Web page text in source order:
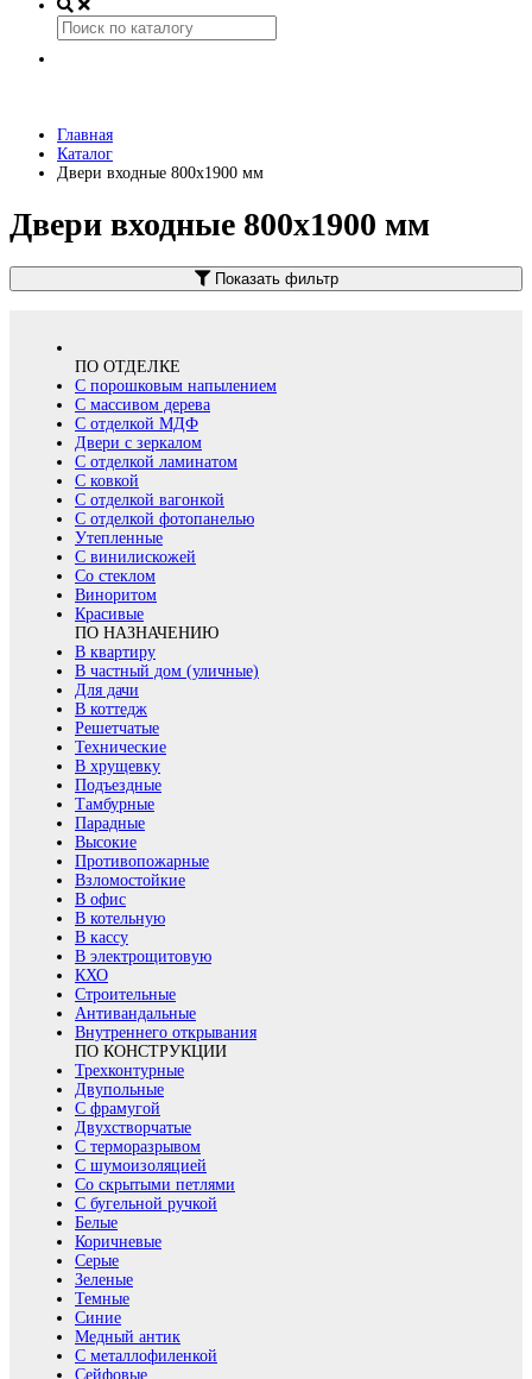
Главная
Каталог
Двери входные 800x1900 мм
Двери входные 800x1900 мм
Показать фильтр
ПО ОТДЕЛКЕ
С порошковым напылением
С массивом дерева
С отделкой МДФ
Двери с зеркалом
С отделкой ламинатом
С ковкой
С отделкой вагонкой
С отделкой фотопанелью
Утепленные
С винилискожей
Со стеклом
Виноритом
Красивые
ПО НАЗНАЧЕНИЮ
В квартиру
В частный дом (уличные)
Для дачи
В коттедж
Решетчатые
Технические
В хрущевку
Подъездные
Тамбурные
Парадные
Высокие
Противопожарные
Взломостойкие
В офис
В котельную
В кассу
В электрощитовую
КХО
Строительные
Антивандальные
Внутреннего открывания
ПО КОНСТРУКЦИИ
Трехконтурные
Двупольные
С фрамугой
Двухстворчатые
С терморазрывом
С шумоизоляцией
Со скрытыми петлями
С бугельной ручкой
Белые
Коричневые
Серые
Зеленые
Темные
Синие
Медный антик
С металлофиленкой
Сейфовые